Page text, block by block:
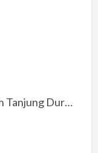
Kos wanita murah Tanjung Duren Jakarta Barat